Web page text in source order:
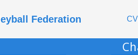
Federation